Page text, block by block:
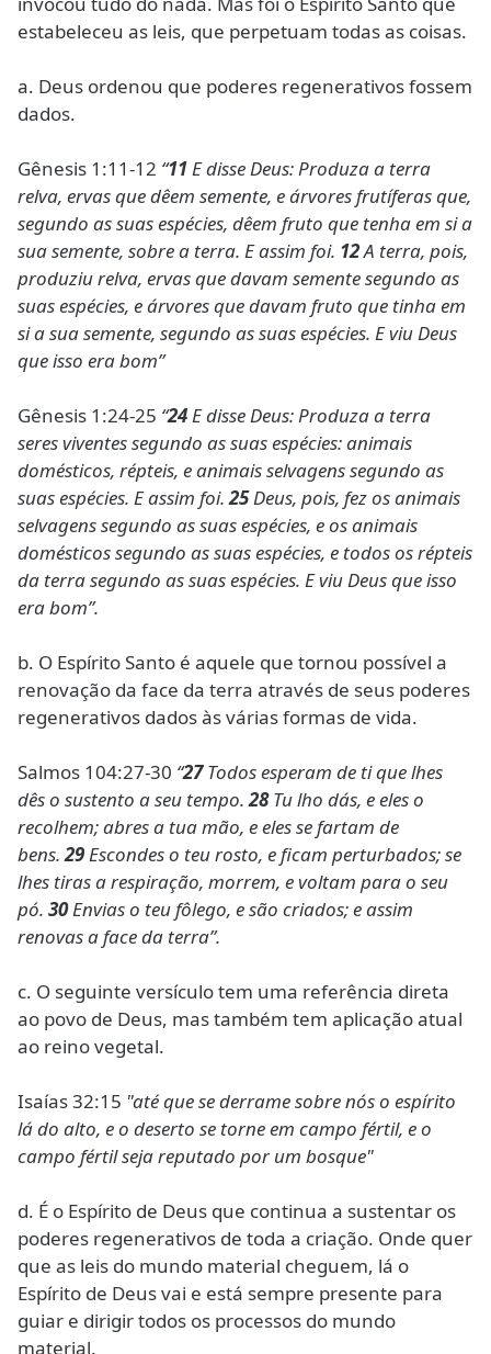
estabeleceu as leis, que perpetuam todas as coisas.
a. Deus ordenou que poderes regenerativos fossem
dados.
Gênesis 1:11-12 “11E disse Deus: Produza a terra
relva, ervas que dêem semente, e árvores frutíferas que,
segundo as suas espécies, dêem fruto que tenha em si a
sua semente, sobre a terra. E assim foi. 12A terra, pois,
produziu relva, ervas que davam semente segundo as
suas espécies, e árvores que davam fruto que tinha em
si a sua semente, segundo as suas espécies. E viu Deus
que isso era bom”
Gênesis 1:24-25 “24E disse Deus: Produza a terra
seres viventes segundo as suas espécies: animais
domésticos, répteis, e animais selvagens segundo as
suas espécies. E assim foi.25Deus, pois, fez os animais
selvagens segundo as suas espécies, e os animais
domésticos segundo as suas espécies, e todos os répteis
da terra segundo as suas espécies. E viu Deus que isso
era bom”.
b. O Espírito Santo é aquele que tornou possível a
renovação da face da terra através de seus poderes
regenerativos dados às várias formas de vida.
Salmos 104:27-30 “27Todos esperam de ti que lhes
dês o sustento a seu tempo.28Tu lho dás, e eles o
recolhem; abres a tua mão, e eles se fartam de
bens.29Escondes o teu rosto, e ficam perturbados; se
lhes tiras a respiração, morrem, e voltam para o seu
pó. 30Envias o teu fôlego, e são criados; e assim
renovas a face da terra”.
c. O seguinte versículo tem uma referência direta
ao povo de Deus, mas também tem aplicação atual
ao reino vegetal.
Isaías 32:15 "até que se derrame sobre nós o espírito
lá do alto, e o deserto se torne em campo fértil, e o
campo fértil seja reputado por um bosque"
d. É o Espírito de Deus que continua a sustentar os
poderes regenerativos de toda a criação. Onde quer
que as leis do mundo material cheguem, lá o
Espírito de Deus vai e está sempre presente para
guiar e dirigir todos os processos do mundo
material.